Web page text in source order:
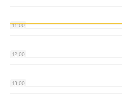
11:00
12:00
13:00